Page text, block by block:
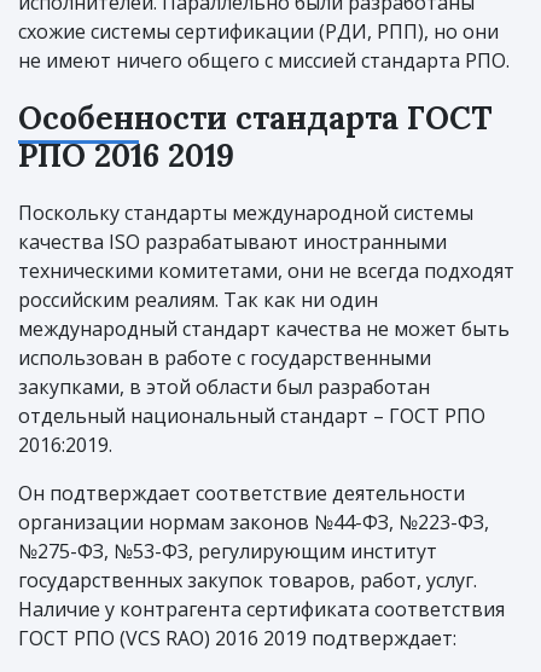
схожие системы сертификации (РДИ, РПП), но они
не имеют ничего общего с миссией стандарта РПО.
Особенности стандарта ГОСТ
РПО 2016 2019
Поскольку стандарты международной системы
качества ISO разрабатывают иностранными
техническими комитетами, они не всегда подходят
российским реалиям. Так как ни один
международный стандарт качества не может быть
использован в работе с государственными
закупками, в этой области был разработан
отдельный национальный стандарт – ГОСТ РПО
2016:2019.
Он подтверждает соответствие деятельности
организации нормам законов №44-ФЗ, №223-ФЗ,
№275-ФЗ, №53-ФЗ, регулирующим институт
государственных закупок товаров, работ, услуг.
Наличие у контрагента сертификата соответствия
ГОСТ РПО (VCS RAO) 2016 2019 подтверждает: